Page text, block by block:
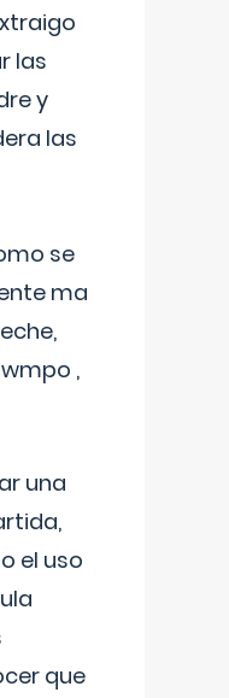
las
y
las
se
ma
,
una
el uso
que